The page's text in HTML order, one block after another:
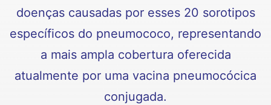
doenças causadas por esses 20 sorotipos
específicos do pneumococo, representando
a mais ampla cobertura oferecida
atualmente por uma vacina pneumocócica
conjugada.